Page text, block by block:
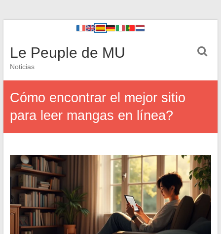
Le Peuple de MU
Noticias
Cómo encontrar el mejor sitio
para leer mangas en línea?